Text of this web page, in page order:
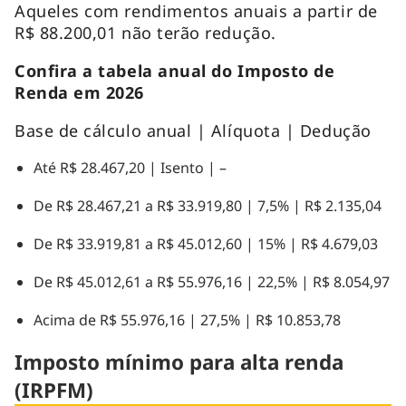
Aqueles com rendimentos anuais a partir de
R$ 88.200,01 não terão redução.
Confira a tabela anual do Imposto de
Renda em 2026
Base de cálculo anual | Alíquota | Dedução
Até R$ 28.467,20 | Isento | –
De R$ 28.467,21 a R$ 33.919,80 | 7,5% | R$ 2.135,04
De R$ 33.919,81 a R$ 45.012,60 | 15% | R$ 4.679,03
De R$ 45.012,61 a R$ 55.976,16 | 22,5% | R$ 8.054,97
Acima de R$ 55.976,16 | 27,5% | R$ 10.853,78
Imposto mínimo para alta renda
(IRPFM)